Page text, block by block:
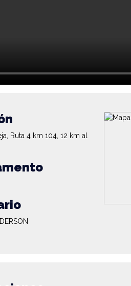
Ruta 4 km 104, 12 km al